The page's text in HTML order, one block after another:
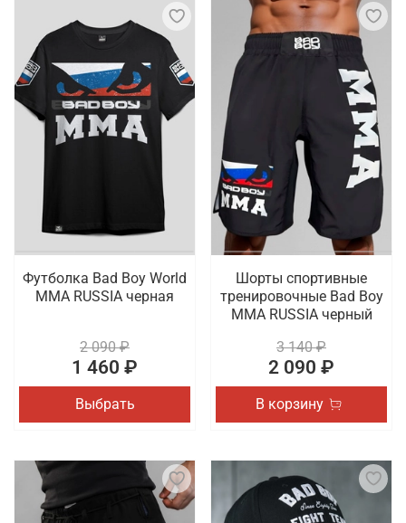
Футболка Bad Boy World
MMA RUSSIA черная
2 090 ₽
1 460 ₽
Выбрать
Шорты спортивные
тренировочные Bad Boy
MMA RUSSIA черный
3 140 ₽
2 090 ₽
В корзину